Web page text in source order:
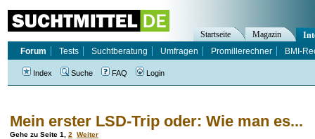
Mein erster LSD-Trip oder: Wie man es...
Gehe zu Seite 1 2 Weiter
Startseite Magazin
Forum
Tests Suchtberatung Umfragen Promillerechner BMI-
Index Suche FAQ Login